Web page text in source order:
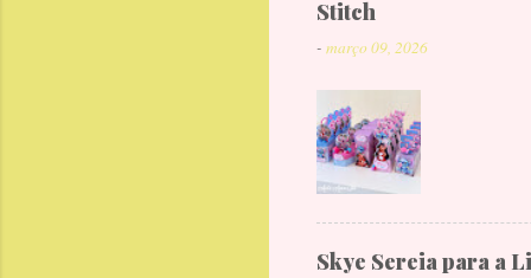
Stitch
- março 09, 2026
Skye Sereia para a